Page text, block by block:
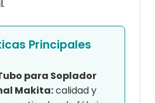
Principales
para Soplador
Makita:calidad y